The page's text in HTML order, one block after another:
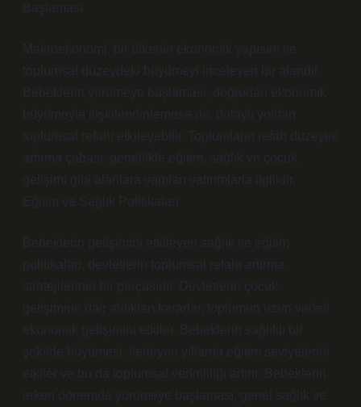
Başlaması
Makroekonomi, bir ülkenin ekonomik yapısını ve
toplumsal düzeydeki büyümeyi inceleyen bir alandır.
Bebeklerin yürümeye başlaması, doğrudan ekonomik
büyümeyle ilişkilendirilemese de, dolaylı yoldan
toplumsal refahı etkileyebilir. Toplumların refah düzeyini
artırma çabası, genellikle eğitim, sağlık ve çocuk
gelişimi gibi alanlara yapılan yatırımlarla ilgilidir.
Eğitim ve Sağlık Politikaları
Bebeklerin gelişimini etkileyen sağlık ve eğitim
politikaları, devletlerin toplumsal refahı artırma
stratejilerinin bir parçasıdır. Devletlerin çocuk
gelişimine dair aldıkları kararlar, toplumun uzun vadeli
ekonomik gelişimini etkiler. Bebeklerin sağlıklı bir
şekilde büyümesi, ilerleyen yıllarda eğitim seviyelerini
etkiler ve bu da toplumsal verimliliği artırır. Bebeklerin
erken dönemde yürümeye başlaması, genel sağlık ve